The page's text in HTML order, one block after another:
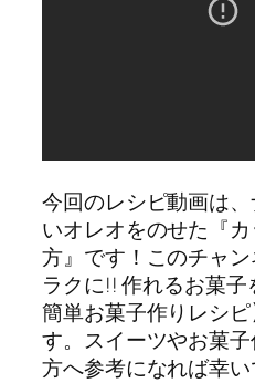
今回のレシピ動画は
いオレオをのせた『
方』です！このチャ
ラクに!! 作れるお菓
簡単お菓子作りレシ
す。スイーツやお菓
方へ参考になれば幸い